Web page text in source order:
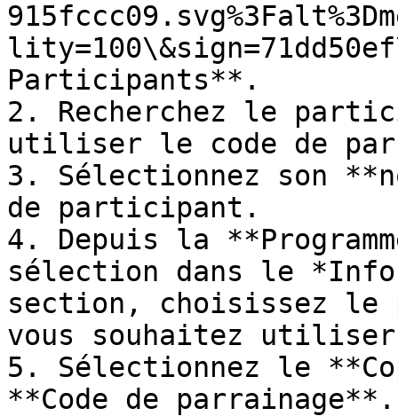
Participants**.
2. Recherchez le
utiliser le code de
3. Sélectionnez son
de participant.
4. Depuis la
sélection dans le
section, choisissez le
vous souhaitez
5. Sélectionnez le
**Code de parrainage**.